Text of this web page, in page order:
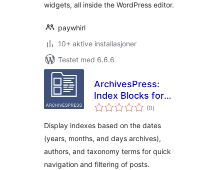
widgets, all inside the WordPress editor.
paywhirl
10+ aktive installasjoner
Testet med 6.6.6
ArchivesPress:
Index Blocks for
WordPress
(0totale
vurderinger
)
Display indexes based on the dates
(years, months, and days archives),
authors, and taxonomy terms for quick
navigation and filtering of posts.